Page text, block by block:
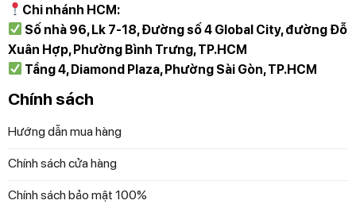
Chi nhánh HCM:
Số nhà 96, Lk 7-18, Đường số 4 Global City, đường Đỗ
Xuân Hợp, Phường Bình Trưng, TP.HCM
Tầng 4, Diamond Plaza, Phường Sài Gòn, TP.HCM
Chính sách
Hướng dẫn mua hàng
Chính sách cửa hàng
Chính sách bảo mật 100%